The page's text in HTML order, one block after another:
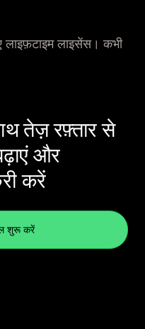
लाइसेंस। कभी
तेज़ रफ़्तार से
और
करें
शुरू करें